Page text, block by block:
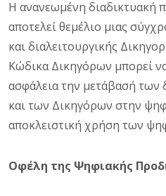
Η ανανεωμένη διαδικτυακή
αποτελεί θεμέλιο μιας
και διαλειτουργικής
Κώδικα Δικηγόρων μπορεί
ασφάλεια την μετάβασή
και των Δικηγόρων στην
αποκλειστική χρήση των
Οφέλη της Ψηφιακής